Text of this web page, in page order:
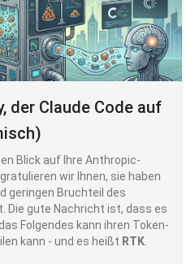
der Claude Code auf
Blick auf Ihre Anthropic-
wir Ihnen, sie haben
geringen Bruchteil des
Die gute Nachricht ist, dass es
Folgendes kann ihren Token-
kann - und es heißt RTK